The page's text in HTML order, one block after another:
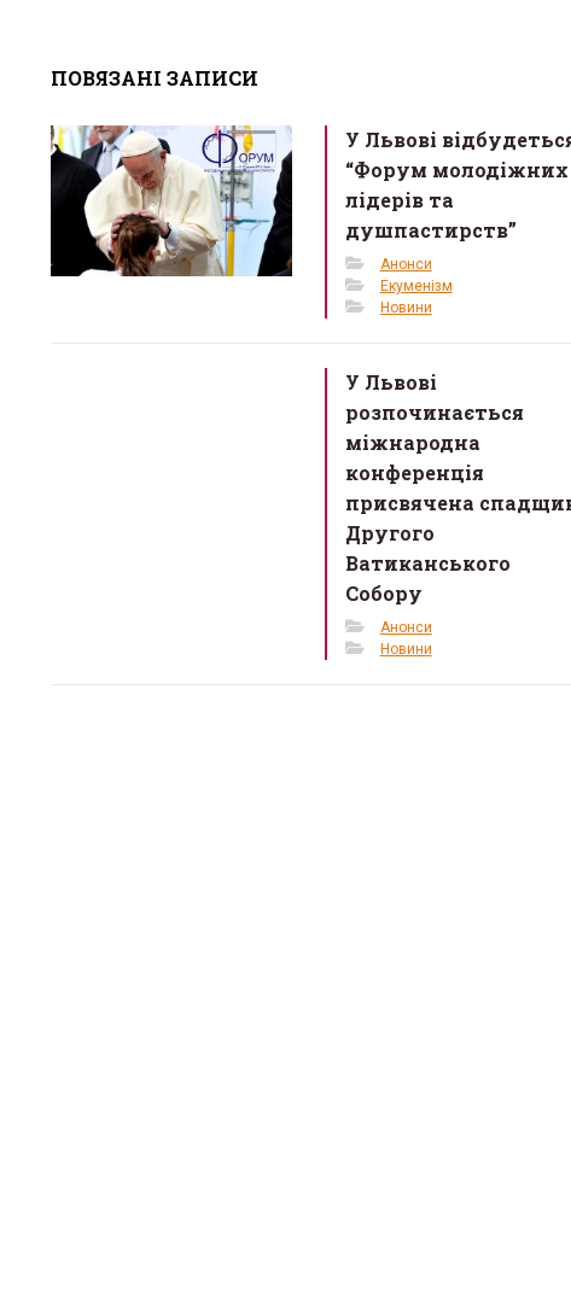
b
o
o
k
er
e
ПОВЯЗАНІ ЗАПИСИ
У Львові
“Форум молодіжних
лідерів та
душпастирств”
Анонси
Екуменізм
Новини
У Львові
розпочинається
міжнародна
конференція
присвячена
Другого
Ватиканського
Собору
Анонси
Новини